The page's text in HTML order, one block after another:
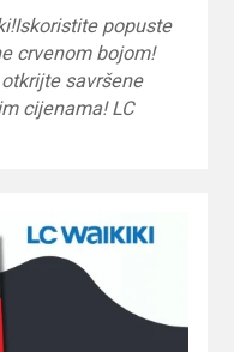
popuste
crvenom bojom!
savršene
cijenama! LC